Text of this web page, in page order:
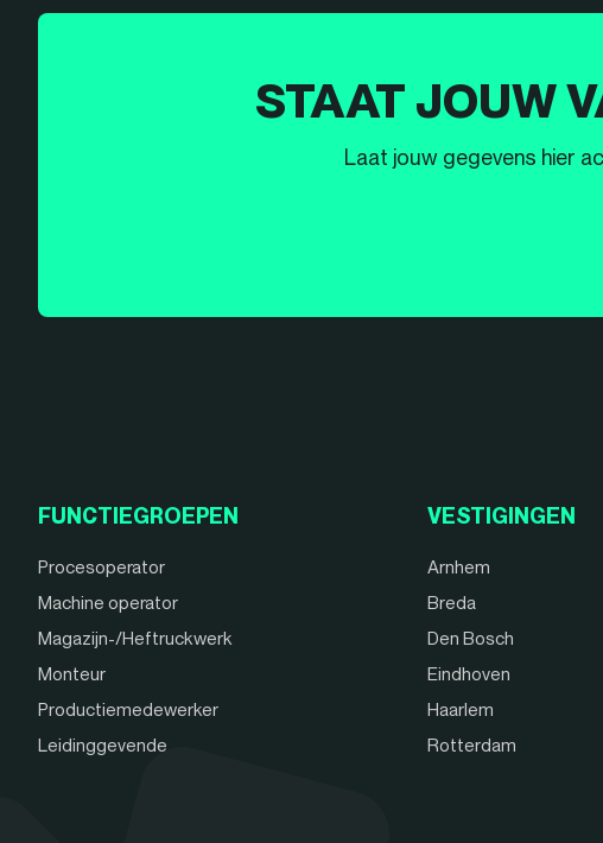
STAAT JOUW
Laat jouw gegevens hier
FUNCTIEGROEPEN
Procesoperator
Machine operator
Magazijn-/Heftruckwerk
Monteur
Productiemedewerker
Leidinggevende
VESTIGINGEN
Arnhem
Breda
Den Bosch
Eindhoven
Haarlem
Rotterdam